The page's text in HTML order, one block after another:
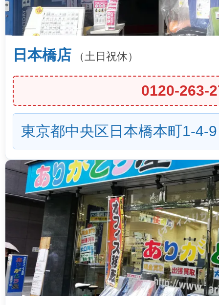
日本橋店 （土日祝休）
0120-263-
東京都中央区日本橋本町1-4-9